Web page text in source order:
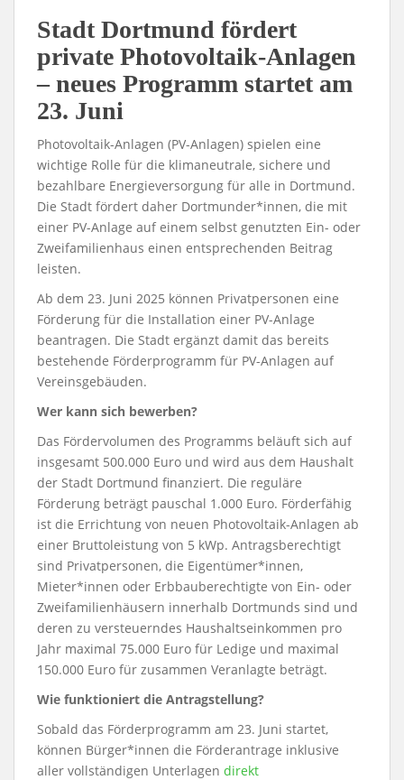
Stadt Dortmund fördert
private Photovoltaik-Anlagen
– neues Programm startet am
23. Juni
Photovoltaik-Anlagen (PV-Anlagen) spielen eine
wichtige Rolle für die klimaneutrale, sichere und
bezahlbare Energieversorgung für alle in Dortmund.
Die Stadt fördert daher Dortmunder*innen, die mit
einer PV-Anlage auf einem selbst genutzten Ein- oder
Zweifamilienhaus einen entsprechenden Beitrag
leisten.
Ab dem 23. Juni 2025 können Privatpersonen eine
Förderung für die Installation einer PV-Anlage
beantragen. Die Stadt ergänzt damit das bereits
bestehende Förderprogramm für PV-Anlagen auf
Vereinsgebäuden.
Wer kann sich bewerben?
Das Fördervolumen des Programms beläuft sich auf
insgesamt 500.000 Euro und wird aus dem Haushalt
der Stadt Dortmund finanziert. Die reguläre
Förderung beträgt pauschal 1.000 Euro. Förderfähig
ist die Errichtung von neuen Photovoltaik-Anlagen ab
einer Bruttoleistung von 5 kWp. Antragsberechtigt
sind Privatpersonen, die Eigentümer*innen,
Mieter*innen oder Erbbauberechtigte von Ein- oder
Zweifamilienhäusern innerhalb Dortmunds sind und
deren zu versteuerndes Haushaltseinkommen pro
Jahr maximal 75.000 Euro für Ledige und maximal
150.000 Euro für zusammen Veranlagte beträgt.
Wie funktioniert die Antragstellung?
Sobald das Förderprogramm am 23. Juni startet,
können Bürger*innen die Förderantrage inklusive
aller vollständigen Unterlagen direkt